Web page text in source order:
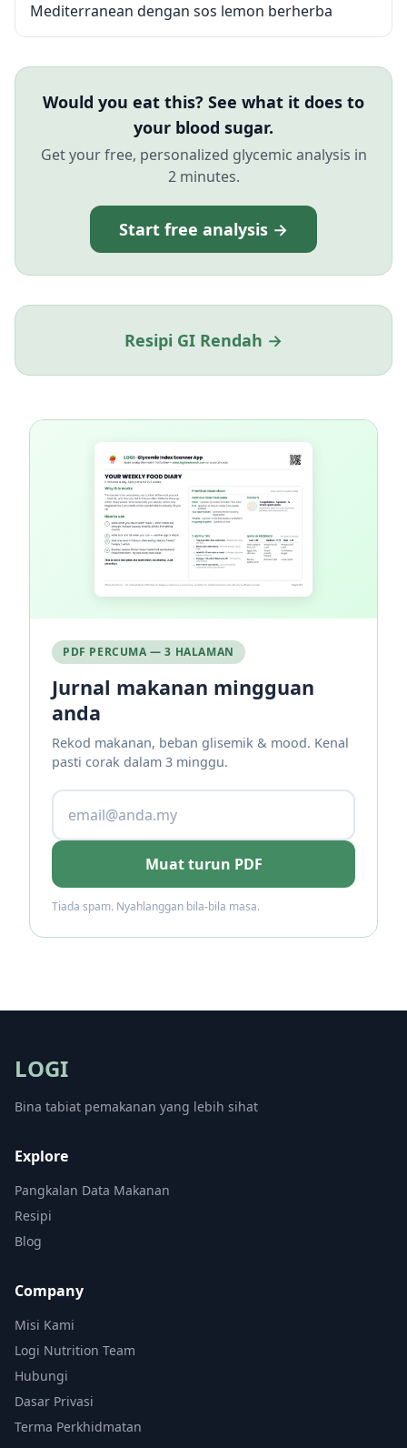
Mediterranean dengan sos lemon berherba
Would you eat this? See what it does to
your blood sugar.
Get your free, personalized glycemic analysis in
2 minutes.
Start free analysis →
Resipi GI Rendah →
PDF PERCUMA — 3 HALAMAN
Jurnal makanan mingguan
anda
Rekod makanan, beban glisemik & mood. Kenal
pasti corak dalam 3 minggu.
Muat turun PDF
Tiada spam. Nyahlanggan bila-bila masa.
LOGI
Bina tabiat pemakanan yang lebih sihat
Explore
Pangkalan Data Makanan
Resipi
Blog
Company
Misi Kami
Logi Nutrition Team
Hubungi
Dasar Privasi
Terma Perkhidmatan